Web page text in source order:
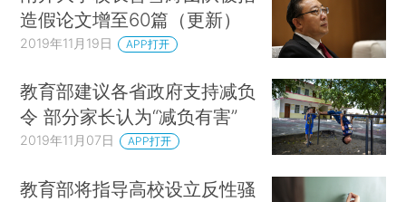
造假论文增至60篇（更新）
2019年11月19日 APP打开
教育部建议各省政府支持减负
令 部分家长认为“减负有害”
2019年11月07日 APP打开
教育部将指导高校设立反性骚